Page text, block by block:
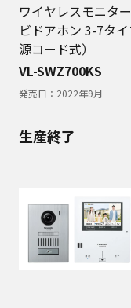
ワイヤレスモニタ
ビドアホン 3-7タ
源コード式）
VL-SWZ700KS
発売日： 2022年9月
生産終了